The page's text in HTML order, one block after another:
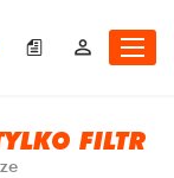
FILTR